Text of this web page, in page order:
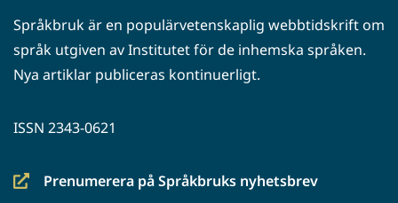
Språkbruk är en populärvetenskaplig webbtidskrift om
språk utgiven av Institutet för de inhemska språken.
Nya artiklar publiceras kontinuerligt.
ISSN 2343-0621
Prenumerera på Språkbruks nyhetsbrev
(siirryt